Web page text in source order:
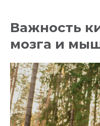
Важность
мозга и